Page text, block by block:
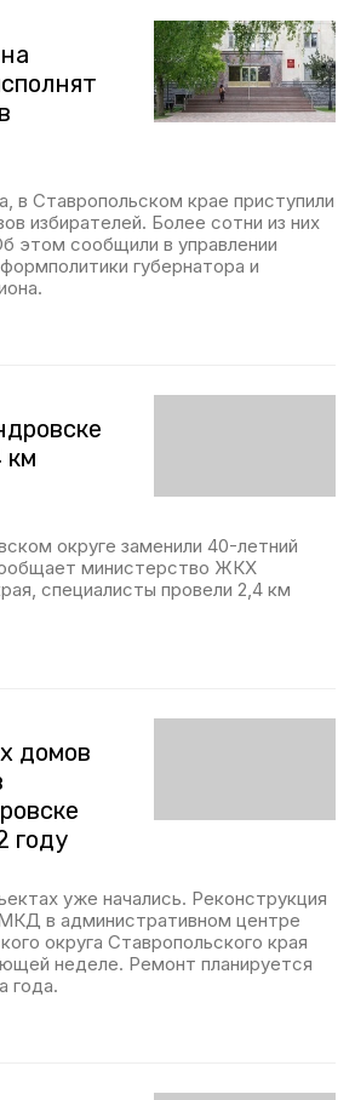
в Ставропольском крае приступили
избирателей. Более сотни из них
этом сообщили в управлении
губернатора и
км
округе заменили 40-летний
министерство ЖКХ
специалисты провели 2,4 км
домов
году
уже начались. Реконструкция
в административном центре
округа Ставропольского края
неделе. Ремонт планируется
года.